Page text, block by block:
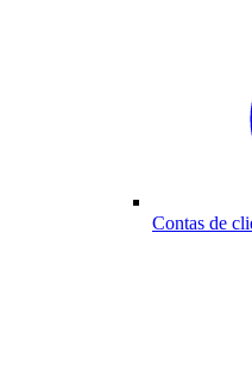
Contas de